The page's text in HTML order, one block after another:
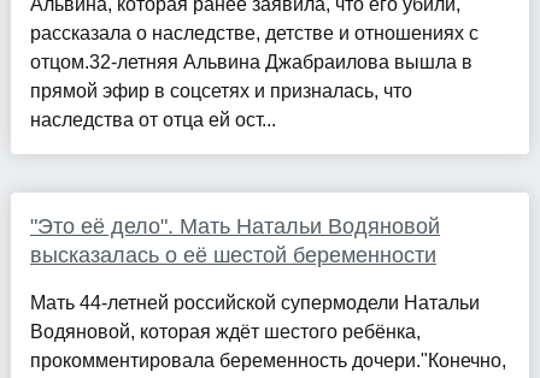
Альвина, которая ранее заявила, что его убили,
рассказала о наследстве, детстве и отношениях с
отцом.32-летняя Альвина Джабраилова вышла в
прямой эфир в соцсетях и призналась, что
наследства от отца ей ост...
"Это её дело". Мать Натальи Водяновой
высказалась о её шестой беременности
Мать 44-летней российской супермодели Натальи
Водяновой, которая ждёт шестого ребёнка,
прокомментировала беременность дочери."Конечно,